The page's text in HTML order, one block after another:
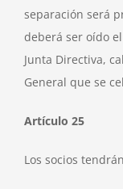
separación será
deberá ser oído
Junta Directiva,
General que se
Artículo 25
Los socios